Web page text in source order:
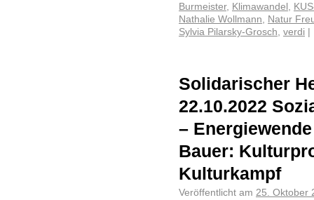
Burmeister, Klimawandel ,
Nathalie Wollmann, Natur
Sylvia Pilarsky-Grosch, verdi
Solidarischer
22.10.2022
–
Bauer:
Kulturkampf
Veröffentlicht am 25. Oktober